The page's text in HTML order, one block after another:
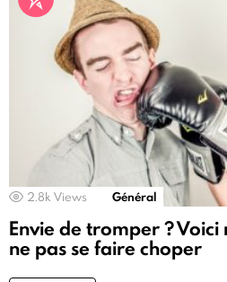
2.8k Views Général
Envie de tromper ? Voici
ne pas se faire choper